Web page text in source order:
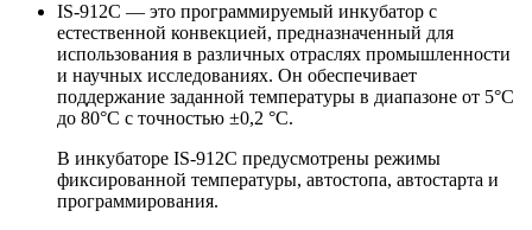
IS-912C — это программируемый инкубатор с
естественной конвекцией, предназначенный для
использования в различных отраслях промышленности
и научных исследованиях. Он обеспечивает
поддержание заданной температуры в диапазоне от 5°C
до 80°C с точностью ±0,2 °C.
В инкубаторе IS-912C предусмотрены режимы
фиксированной температуры, автостопа, автостарта и
программирования.